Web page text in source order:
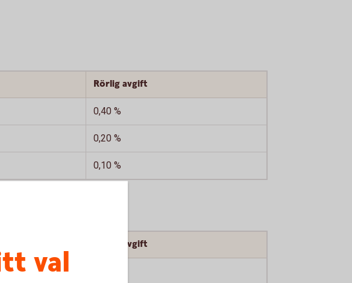
Rörlig avgift
0,40 %
0,20 %
0,10 %
Rörlig avgift
val